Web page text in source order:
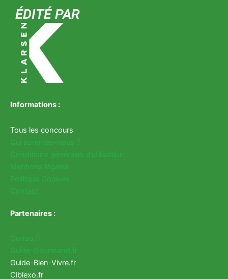
ÉDITÉ PAR
Informations :
Tous les concours
Qui sommes-nous ?
Conditions générales d’utilisation
Mentions légales
Politique Cookies
Contact
Partenaires :
Conso.fr
Guide-Gourmand.fr
Guide-Bien-Vivre.fr
Ciblexo.fr